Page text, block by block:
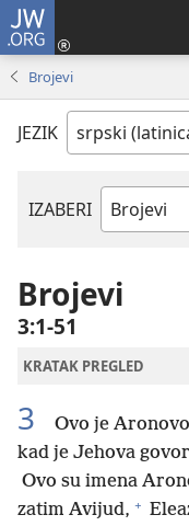
JW.ORG
Brojevi
JEZIK
IZABERI
Biblijska
Brojevi
3:1-51
KRATAK PREGLED
3
Ovo je
kad je Jehova
Ovo su imena
zatim Avijud, +